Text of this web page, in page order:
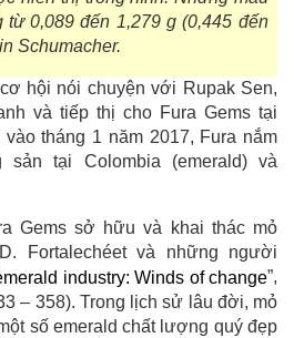
từ 0,089 đến 1,279 g (0,445 đến
Schumacher.
hội nói chuyện với Rupak Sen,
và tiếp thị cho Fura Gems tại
tháng 1 năm 2017, Fura nắm
tại Colombia (emerald) và
Gems sở hữu và khai thác mỏ
Fortalechéet và những người
industry: Winds of change”,
– 358). Trong lịch sử lâu đời, mỏ
số emerald chất lượng quý đẹp